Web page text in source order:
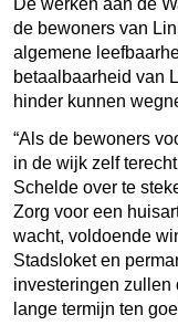
De werken aan de
de bewoners van
algemene
betaalbaarheid van
hinder kunnen
“Als de bewoners
in de wijk zelf
Schelde over te
Zorg voor een
wacht, voldoende
Stadsloket en
investeringen zullen
lange termijn ten